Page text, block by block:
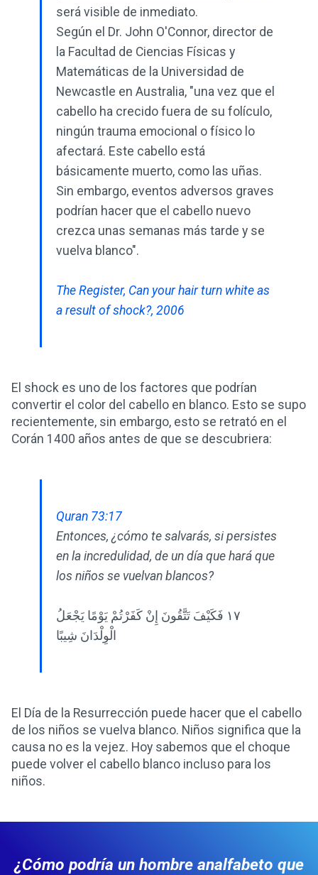
será visible de inmediato.
Según el Dr. John O'Connor, director de
la Facultad de Ciencias Físicas y
Matemáticas de la Universidad de
Newcastle en Australia, "una vez que el
cabello ha crecido fuera de su folículo,
ningún trauma emocional o físico lo
afectará. Este cabello está
básicamente muerto, como las uñas.
Sin embargo, eventos adversos graves
podrían hacer que el cabello nuevo
crezca unas semanas más tarde y se
vuelva blanco".
The Register, Can your hair turn white as
a result of shock?, 2006
El shock es uno de los factores que podrían
convertir el color del cabello en blanco. Esto se supo
recientemente, sin embargo, esto se retrató en el
Corán 1400 años antes de que se descubriera:
Quran 73:17
Entonces, ¿cómo te salvarás, si persistes
en la incredulidad, de un día que hará que
los niños se vuelvan blancos?
١٧ فَكَيْفَ تَتَّقُونَ إِنْ كَفَرْتُمْ يَوْمًا يَجْعَلُ
الْوِلْدَانَ شِيبًا
El Día de la Resurrección puede hacer que el cabello
de los niños se vuelva blanco. Niños significa que la
causa no es la vejez. Hoy sabemos que el choque
puede volver el cabello blanco incluso para los
niños.
¿Cómo podría un hombre analfabeto que